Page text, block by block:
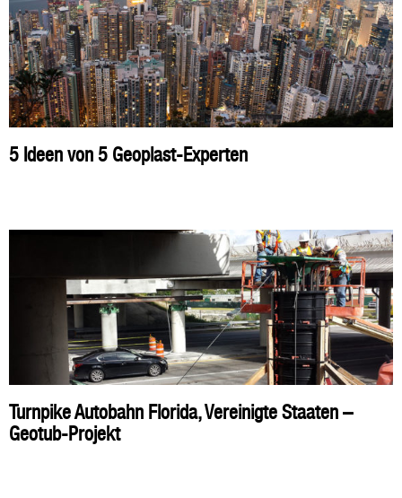
5 Ideen von 5 Geoplast-Experten
Turnpike Autobahn Florida, Vereinigte Staaten –
Geotub-Projekt